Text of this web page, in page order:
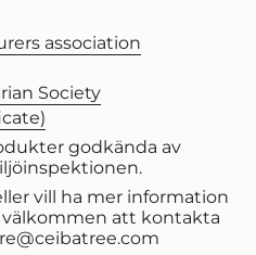
association
Society
godkända av
vill ha mer information
att kontakta